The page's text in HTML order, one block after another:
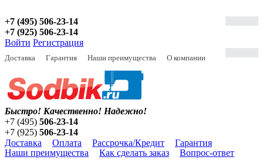
+7 (495) 506-23-14
+7 (925) 506-23-14
Войти Регистрация
Доставка Гарантия Наши преимущества О компании
Быстро! Качественно! Надежно!
+7 (495) 506-23-14
+7 (925) 506-23-14
Доставка
Оплата Рассрочка/Кредит
Гарантия
Наши преимущества
Как сделать заказ Вопрос-ответ